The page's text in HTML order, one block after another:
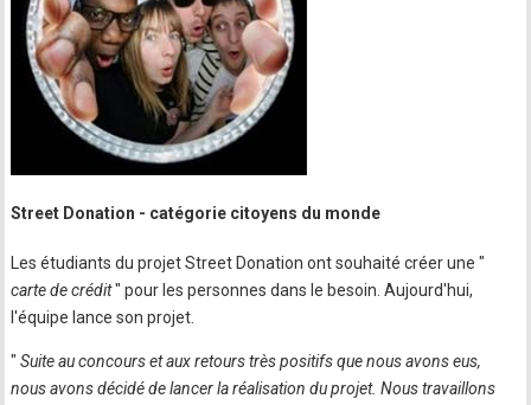
Street Donation - catégorie citoyens du monde
Les étudiants du projet Street Donation ont souhaité créer une "
carte de crédit" pour les personnes dans le besoin. Aujourd'hui,
l'équipe lance son projet.
" Suite au concours et aux retours très positifs que nous avons eus,
nous avons décidé de lancer la réalisation du projet. Nous travaillons